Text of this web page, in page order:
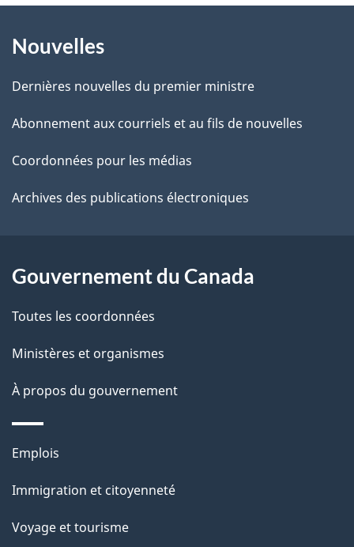
t
r
e
r
t
r
a
i
o
s
c
e
t
e
i
l
s
d
e
a
p
a
g
e
propos
de
ce
site
Nouvelles
Dernières nouvelles du premier ministre
Abonnement aux courriels et au fils de nouvelles
Coordonnées pour les médias
Archives des publications électroniques
Gouvernement du Canada
Toutes les coordonnées
Ministères et organismes
À propos du gouvernement
Thèmes
sujets
Emplois
Immigration et citoyenneté
Voyage et tourisme